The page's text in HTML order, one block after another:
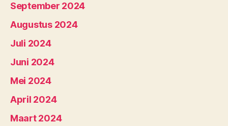
September 2024
Augustus 2024
Juli 2024
Juni 2024
Mei 2024
April 2024
Maart 2024